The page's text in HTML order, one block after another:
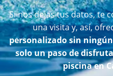
Si nos dejas tus datos, te
una visita y, así,
personalizado sin
solo un paso de
piscina en